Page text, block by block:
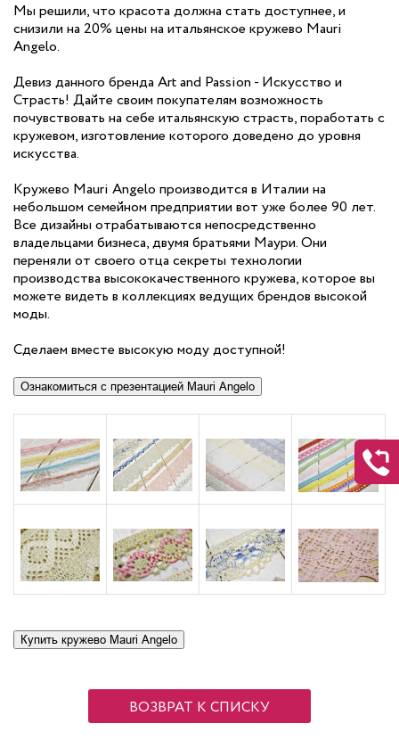
Мы решили, что красота должна стать доступнее, и
снизили на 20% цены на итальянское кружево Mauri
Angelo.
Девиз данного бренда Art and Passion - Искусство и
Страсть! Дайте своим покупателям возможность
почувствовать на себе итальянскую страсть, поработать с
кружевом, изготовление которого доведено до уровня
искусства.
Кружево Mauri Angelo производится в Италии на
небольшом семейном предприятии вот уже более 90 лет.
Все дизайны отрабатываются непосредственно
владельцами бизнеса, двумя братьями Маури. Они
переняли от своего отца секреты технологии
производства высококачественного кружева, которое вы
можете видеть в коллекциях ведущих брендов высокой
моды.
Сделаем вместе высокую моду доступной!
ВОЗВРАТ К СПИСКУ